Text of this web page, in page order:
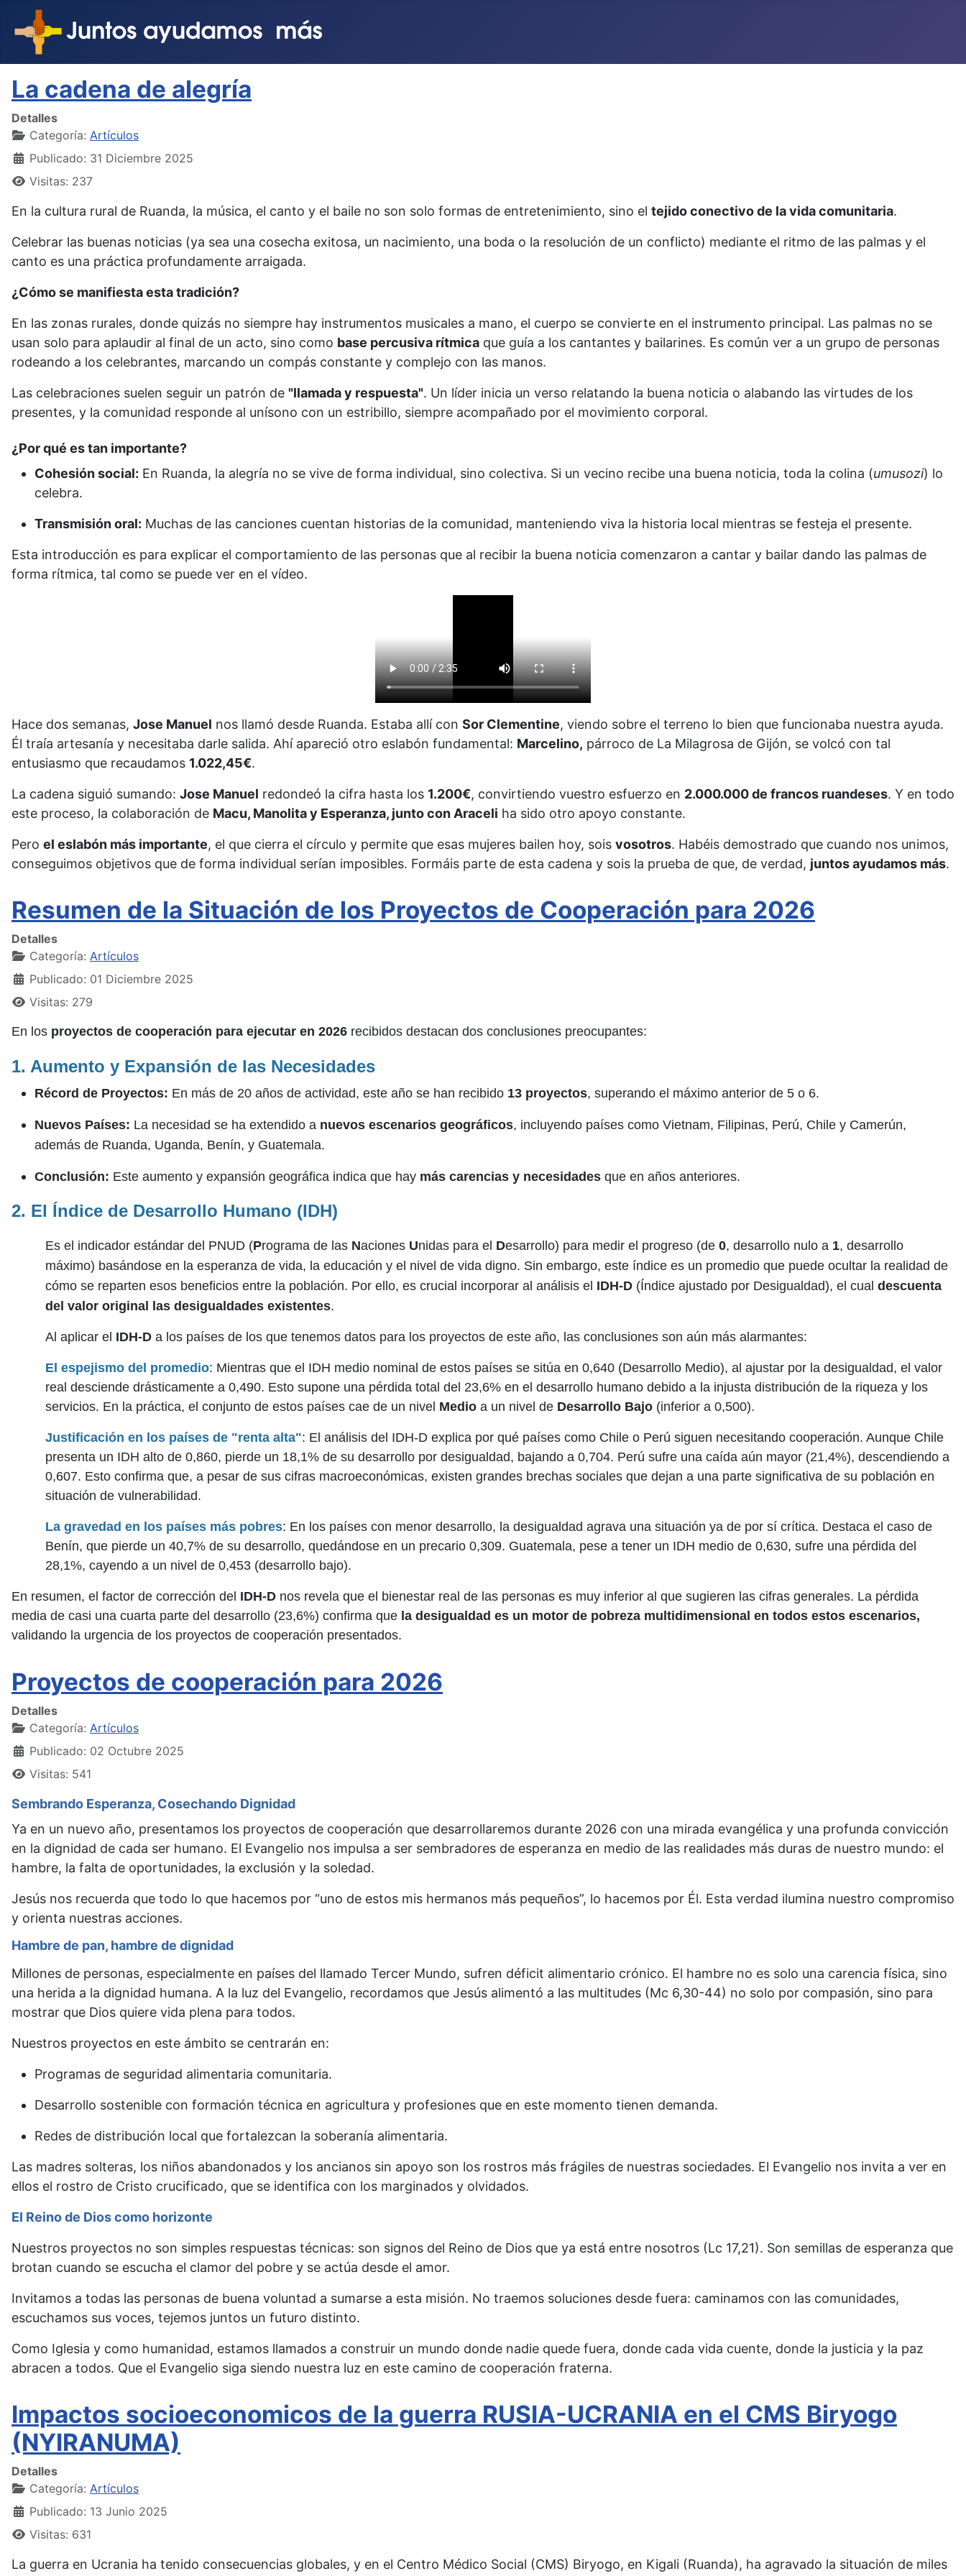
La cadena de alegría
Detalles
Categoría: Artículos
Publicado: 31 Diciembre 2025
Visitas: 237
En la cultura rural de Ruanda, la música, el canto y el baile no son solo formas de entretenimiento, sino el tejido conectivo de la vida comunitaria.
Celebrar las buenas noticias (ya sea una cosecha exitosa, un nacimiento, una boda o la resolución de un conflicto) mediante el ritmo de las palmas y el
canto es una práctica profundamente arraigada.
¿Cómo se manifiesta esta tradición?
En las zonas rurales, donde quizás no siempre hay instrumentos musicales a mano, el cuerpo se convierte en el instrumento principal. Las palmas no se
usan solo para aplaudir al final de un acto, sino como base percusiva rítmica que guía a los cantantes y bailarines. Es común ver a un grupo de personas
rodeando a los celebrantes, marcando un compás constante y complejo con las manos.
Las celebraciones suelen seguir un patrón de "llamada y respuesta". Un líder inicia un verso relatando la buena noticia o alabando las virtudes de los
presentes, y la comunidad responde al unísono con un estribillo, siempre acompañado por el movimiento corporal.
¿Por qué es tan importante?
Cohesión social: En Ruanda, la alegría no se vive de forma individual, sino colectiva. Si un vecino recibe una buena noticia, toda la colina (umusozi) lo
celebra.
Transmisión oral: Muchas de las canciones cuentan historias de la comunidad, manteniendo viva la historia local mientras se festeja el presente.
Esta introducción es para explicar el comportamiento de las personas que al recibir la buena noticia comenzaron a cantar y bailar dando las palmas de
forma rítmica, tal como se puede ver en el vídeo.
Hace dos semanas, Jose Manuel nos llamó desde Ruanda. Estaba allí con Sor Clementine, viendo sobre el terreno lo bien que funcionaba nuestra ayuda.
Él traía artesanía y necesitaba darle salida. Ahí apareció otro eslabón fundamental: Marcelino, párroco de La Milagrosa de Gijón, se volcó con tal
entusiasmo que recaudamos 1.022,45€.
La cadena siguió sumando: Jose Manuel redondeó la cifra hasta los 1.200€, convirtiendo vuestro esfuerzo en 2.000.000 de francos ruandeses. Y en todo
este proceso, la colaboración de Macu, Manolita y Esperanza, junto con Araceli ha sido otro apoyo constante.
Pero el eslabón más importante, el que cierra el círculo y permite que esas mujeres bailen hoy, sois vosotros. Habéis demostrado que cuando nos unimos,
conseguimos objetivos que de forma individual serían imposibles. Formáis parte de esta cadena y sois la prueba de que, de verdad, juntos ayudamos más.
Resumen de la Situación de los Proyectos de Cooperación para 2026
Detalles
Categoría: Artículos
Publicado: 01 Diciembre 2025
Visitas: 279
En los proyectos de cooperación para ejecutar en 2026 recibidos destacan dos conclusiones preocupantes:
1. Aumento y Expansión de las Necesidades
Récord de Proyectos: En más de 20 años de actividad, este año se han recibido 13 proyectos, superando el máximo anterior de 5 o 6.
Nuevos Países: La necesidad se ha extendido a nuevos escenarios geográficos, incluyendo países como Vietnam, Filipinas, Perú, Chile y Camerún,
además de Ruanda, Uganda, Benín, y Guatemala.
Conclusión: Este aumento y expansión geográfica indica que hay más carencias y necesidades que en años anteriores.
2. El Índice de Desarrollo Humano (IDH)
Es el indicador estándar del PNUD (Programa de las Naciones Unidas para el Desarrollo) para medir el progreso (de0,desarrollo nulo a 1,desarrollo
máximo) basándose en la esperanza de vida, la educación y el nivel de vida digno. Sin embargo, este índice es un promedio que puede ocultar la realidad de
cómo se reparten esos beneficios entre la población. Por ello, es crucial incorporar al análisis el IDH-D (Índice ajustado por Desigualdad), el cualdescuenta
del valor original las desigualdades existentes.
Al aplicar el IDH-D a los países de los que tenemos datos para los proyectos de este año, las conclusiones son aún más alarmantes:
El espejismo del promedio: Mientras que el IDH medio nominal de estos países se sitúa en 0,640 (Desarrollo Medio), al ajustar por la desigualdad, el valor
real desciende drásticamente a 0,490. Esto supone una pérdida total del 23,6% en el desarrollo humano debido a la injusta distribución de la riqueza y los
servicios. En la práctica, el conjunto de estos países cae de un nivel Medio a un nivel de Desarrollo Bajo (inferior a 0,500).
Justificación en los países de "renta alta": El análisis del IDH-D explica por qué países como Chile o Perú siguen necesitando cooperación. Aunque Chile
presenta un IDH alto de 0,860, pierde un 18,1% de su desarrollo por desigualdad, bajando a 0,704. Perú sufre una caída aún mayor (21,4%), descendiendo a
0,607. Esto confirma que, a pesar de sus cifras macroeconómicas, existen grandes brechas sociales que dejan a una parte significativa de su población en
situación de vulnerabilidad.
La gravedad en los países más pobres: En los países con menor desarrollo, la desigualdad agrava una situación ya de por sí crítica. Destaca el caso de
Benín, que pierde un 40,7% de su desarrollo, quedándose en un precario 0,309. Guatemala, pese a tener un IDH medio de 0,630, sufre una pérdida del
28,1%, cayendo a un nivel de 0,453 (desarrollo bajo).
En resumen, el factor de corrección del IDH-D nos revela que el bienestar real de las personas es muy inferior al que sugieren las cifras generales. La pérdida
media de casi una cuarta parte del desarrollo (23,6%) confirma que la desigualdad es un motor de pobreza multidimensional en todos estos escenarios,
validando la urgencia de los proyectos de cooperación presentados.
Proyectos de cooperación para 2026
Detalles
Categoría: Artículos
Publicado: 02 Octubre 2025
Visitas: 541
Sembrando Esperanza, Cosechando Dignidad
Ya en un nuevo año, presentamos los proyectos de cooperación que desarrollaremos durante 2026 con una mirada evangélica y una profunda convicción
en la dignidad de cada ser humano. El Evangelio nos impulsa a ser sembradores de esperanza en medio de las realidades más duras de nuestro mundo: el
hambre, la falta de oportunidades, la exclusión y la soledad.
Jesús nos recuerda que todo lo que hacemos por “uno de estos mis hermanos más pequeños”, lo hacemos por Él. Esta verdad ilumina nuestro compromiso
y orienta nuestras acciones.
Hambre de pan, hambre de dignidad
Millones de personas, especialmente en países del llamado Tercer Mundo, sufren déficit alimentario crónico. El hambre no es solo una carencia física, sino
una herida a la dignidad humana. A la luz del Evangelio, recordamos que Jesús alimentó a las multitudes (Mc 6,30-44) no solo por compasión, sino para
mostrar que Dios quiere vida plena para todos.
Nuestros proyectos en este ámbito se centrarán en:
Programas de seguridad alimentaria comunitaria.
Desarrollo sostenible con formación técnica en agricultura y profesiones que en este momento tienen demanda.
Redes de distribución local que fortalezcan la soberanía alimentaria.
Las madres solteras, los niños abandonados y los ancianos sin apoyo son los rostros más frágiles de nuestras sociedades. El Evangelio nos invita a ver en
ellos el rostro de Cristo crucificado, que se identifica con los marginados y olvidados.
El Reino de Dios como horizonte
Nuestros proyectos no son simples respuestas técnicas: son signos del Reino de Dios que ya está entre nosotros (Lc 17,21). Son semillas de esperanza que
brotan cuando se escucha el clamor del pobre y se actúa desde el amor.
Invitamos a todas las personas de buena voluntad a sumarse a esta misión. No traemos soluciones desde fuera: caminamos con las comunidades,
escuchamos sus voces, tejemos juntos un futuro distinto.
Como Iglesia y como humanidad, estamos llamados a construir un mundo donde nadie quede fuera, donde cada vida cuente, donde la justicia y la paz
abracen a todos. Que el Evangelio siga siendo nuestra luz en este camino de cooperación fraterna.
Impactos socioeconomicos de la guerra RUSIA-UCRANIA en el CMS Biryogo
(NYIRANUMA)
Detalles
Categoría: Artículos
Publicado: 13 Junio 2025
Visitas: 631
La guerra en Ucrania ha tenido consecuencias globales, y en el Centro Médico Social (CMS) Biryogo, en Kigali (Ruanda), ha agravado la situación de miles